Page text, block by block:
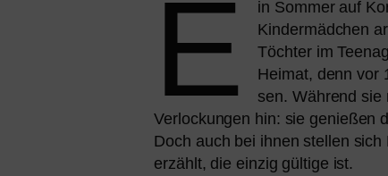
E
in Sommer auf
Kindermädchen
Töchter im
Heimat, denn vor
sen. Während sie
Verlockungen hin: sie genie­ßen
Doch auch bei ihnen stel­len
erzählt, die ein­zig gül­ti­ge ist.